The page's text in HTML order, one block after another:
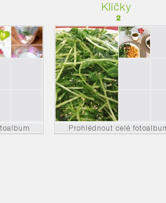
Klíčky
2
Prohlédnout celé